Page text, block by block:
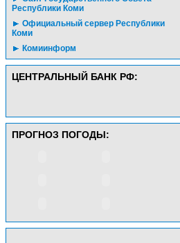
Республики Коми
Официальный сервер Республики
Коми
Комиинформ
ЦЕНТРАЛЬНЫЙ БАНК РФ:
ПРОГНОЗ ПОГОДЫ: